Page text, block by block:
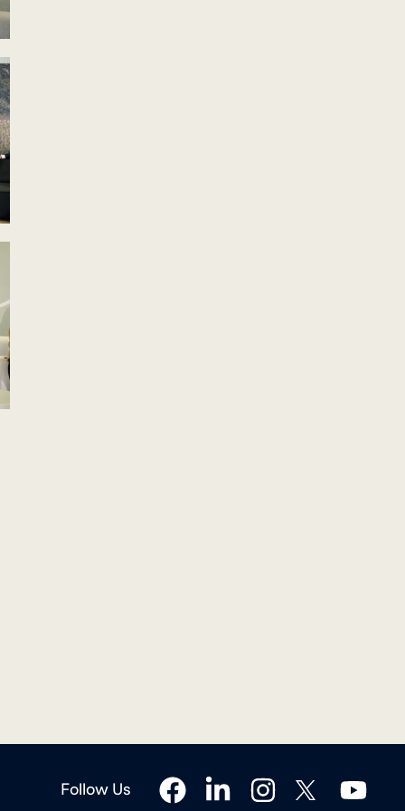
Follow Us facebooklinkedininstagramtwitter youtube